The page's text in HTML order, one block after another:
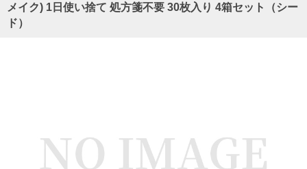
メイク) 1日使い捨て 処方箋不要 30枚入り 4箱セット（シー
ド）